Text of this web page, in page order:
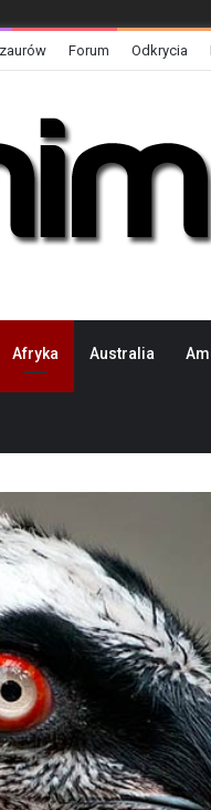
Forum Odkrycia
Afryka Australia